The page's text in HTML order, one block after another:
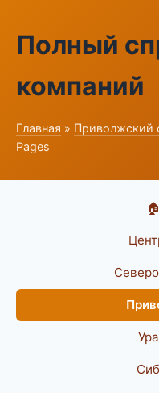
Полный
компаний
Главная » Приволжский
Pages